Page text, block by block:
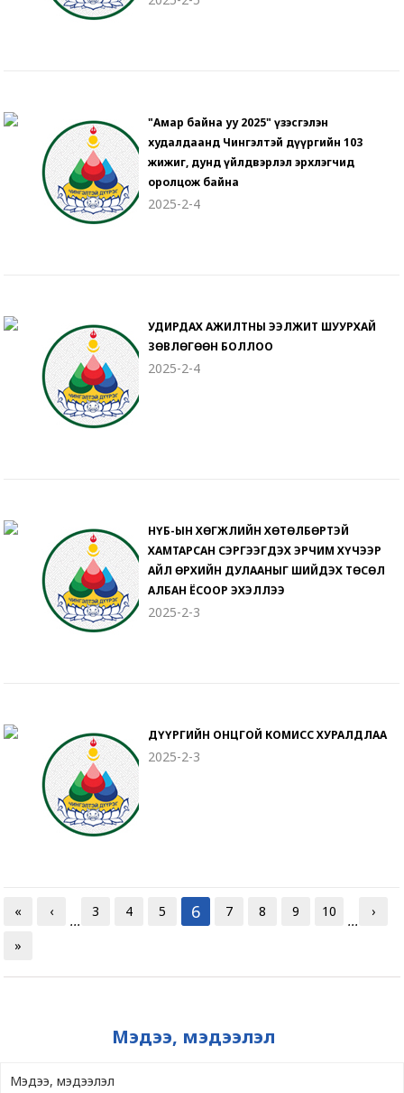
"Амар байна уу 2025" үзэсгэлэн
худалдаанд Чингэлтэй дүүргийн 103
жижиг, дунд үйлдвэрлэл эрхлэгчид
оролцож байна
2025-2-4
УДИРДАХ АЖИЛТНЫ ЭЭЛЖИТ ШУУРХАЙ
ЗӨВЛӨГӨӨН БОЛЛОО
2025-2-4
НҮБ-ЫН ХӨГЖЛИЙН ХӨТӨЛБӨРТЭЙ
ХАМТАРСАН СЭРГЭЭГДЭХ ЭРЧИМ ХҮЧЭЭР
АЙЛ ӨРХИЙН ДУЛААНЫГ ШИЙДЭХ ТӨСӨЛ
АЛБАН ЁСООР ЭХЭЛЛЭЭ
2025-2-3
ДҮҮРГИЙН ОНЦГОЙ КОМИСС ХУРАЛДЛАА
2025-2-3
« ‹
...
3 4 5 6 7 8 9 10
...
›
»
Мэдээ, мэдээлэл
Мэдээ, мэдээлэл